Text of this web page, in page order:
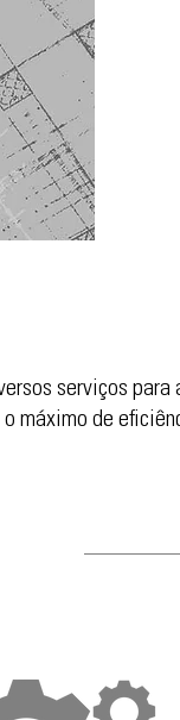
serviços
máximo de